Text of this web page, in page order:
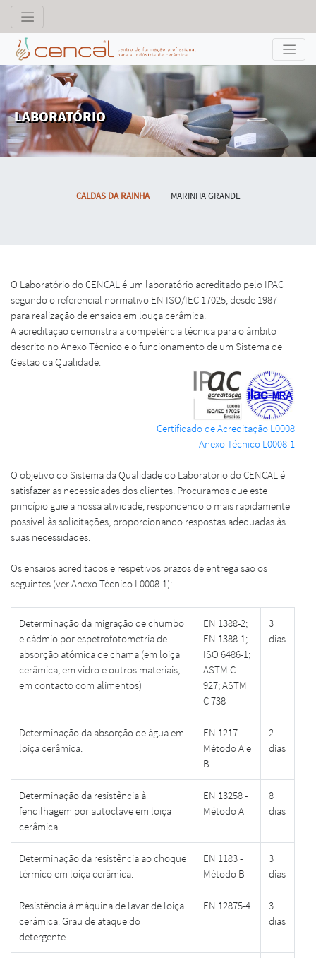
LABORATÓRIO
CALDAS DA RAINHA MARINHA GRANDE
O Laboratório do CENCAL é um laboratório acreditado pelo IPAC
segundo o referencial normativo EN ISO/IEC 17025, desde 1987
para realização de ensaios em louça cerâmica.
A acreditação demonstra a competência técnica para o âmbito
descrito no Anexo Técnico e o funcionamento de um Sistema de
Gestão da Qualidade.
Certificado de Acreditação L0008
Anexo Técnico L0008-1
O objetivo do Sistema da Qualidade do Laboratório do CENCAL é
satisfazer as necessidades dos clientes. Procuramos que este
princípio guie a nossa atividade, respondendo o mais rapidamente
possível às solicitações, proporcionando respostas adequadas às
suas necessidades.
Os ensaios acreditados e respetivos prazos de entrega são os
seguintes (ver Anexo Técnico L0008-1):
Determinação da migração de chumbo
e cádmio por espetrofotometria de
absorção atómica de chama (em loiça
cerâmica, em vidro e outros materiais,
em contacto com alimentos)
EN 1388-2;
EN 1388-1;
ISO 6486-1;
ASTM C
927; ASTM
C 738
3
dias
Determinação da absorção de água em
loiça cerâmica.
EN 1217 -
Método A e
B
2
dias
Determinação da resistência à
fendilhagem por autoclave em loiça
cerâmica.
EN 13258 -
Método A
8
dias
Determinação da resistência ao choque
térmico em loiça cerâmica.
EN 1183 -
Método B
3
dias
Resistência à máquina de lavar de loiça
cerâmica. Grau de ataque do
detergente.
EN 12875-4
3
dias